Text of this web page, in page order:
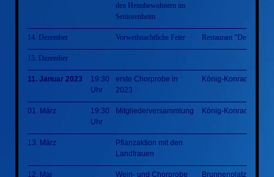
den Heimbewohnern im
Seniorenheim
14. Dezember Vorweihnachtliche Feier Restaurant "Der
15. Dezember
11. Januar 2023
19:30
Uhr
erste Chorprobe in
2023
König-Konrad-Halle
01. März
19:30
Uhr
Mitgliederversammlung König-Konrad-Halle
13. März
Pflanzaktion mit den
Landfrauen
12. Mai Wein- und Chorprobe Brunnenplatz